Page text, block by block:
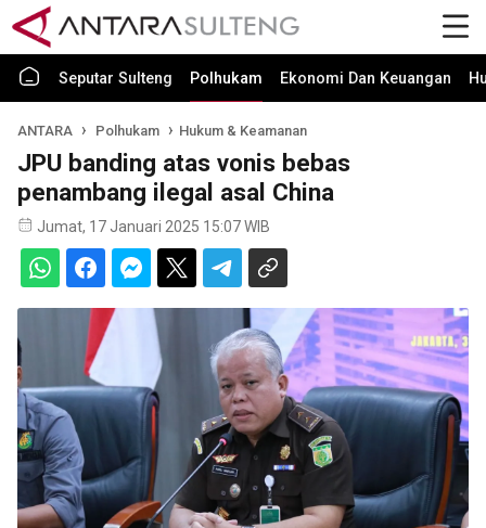
Seputar Sulteng Polhukam Ekonomi Dan Keuangan
ANTARA Polhukam Hukum & Keamanan
JPU banding atas vonis bebas
penambang ilegal asal China
Jumat, 17 Januari 2025 15:07 WIB